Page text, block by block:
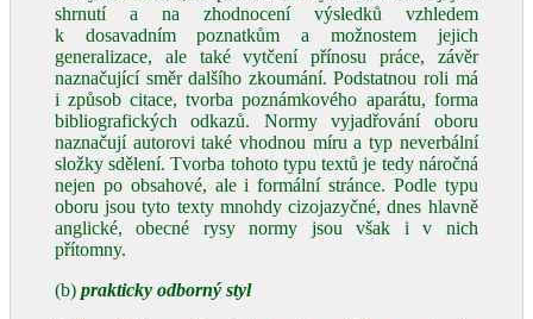
shrnutí a na zhodnocení výsledků vzhledem
k dosavadním poznatkům a možnostem jejich
generalizace, ale také vytčení přínosu práce, závěr
naznačující směr dalšího zkoumání. Podstatnou roli má
i způsob citace, tvorba poznámkového aparátu, forma
bibliografických odkazů. Normy vyjadřování oboru
naznačují autorovi také vhodnou míru a typ neverbální
složky sdělení. Tvorba tohoto typu textů je tedy náročná
nejen po obsahové, ale i formální stránce. Podle typu
oboru jsou tyto texty mnohdy cizojazyčné, dnes hlavně
anglické, obecné rysy normy jsou však i v nich
přítomny.
(b) prakticky odborný styl